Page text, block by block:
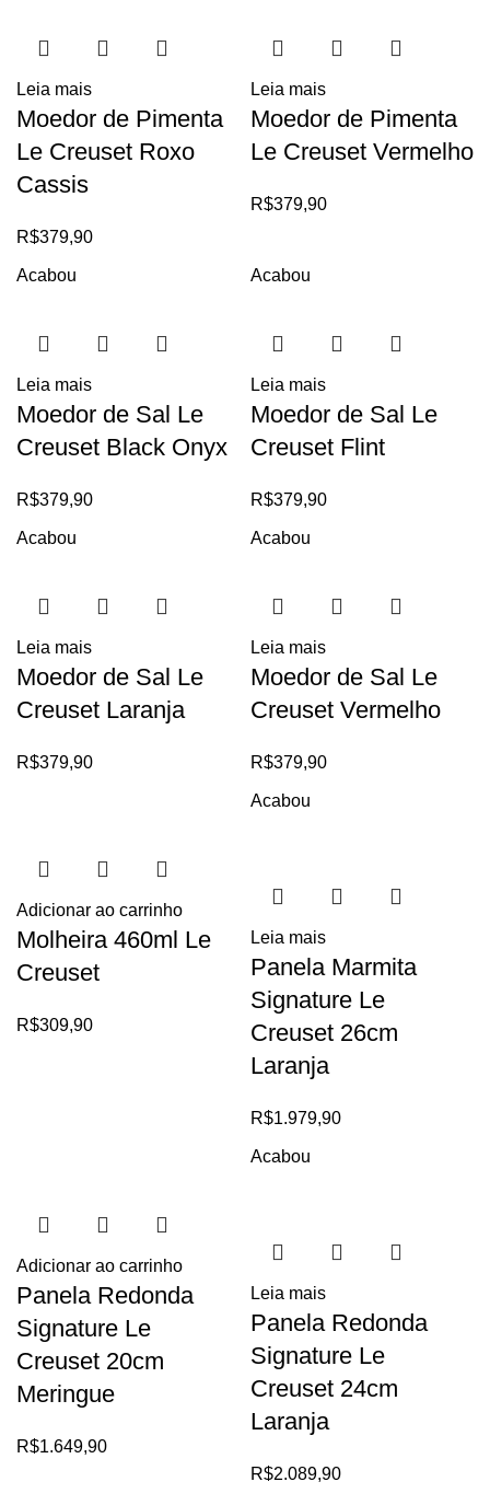
Leia mais
Moedor de Pimenta
Le Creuset Roxo
Cassis
R$379,90
Leia mais
Moedor de Pimenta
Le Creuset Vermelho
R$379,90
Acabou
Leia mais
Moedor de Sal Le
Creuset Black Onyx
R$379,90
Acabou
Leia mais
Moedor de Sal Le
Creuset Flint
R$379,90
Acabou
Leia mais
Moedor de Sal Le
Creuset Laranja
R$379,90
Acabou
Leia mais
Moedor de Sal Le
Creuset Vermelho
R$379,90
Adicionar ao carrinho
Molheira 460ml Le
Creuset
R$309,90
Acabou
Leia mais
Panela Marmita
Signature Le
Creuset 26cm
Laranja
R$1.979,90
Adicionar ao carrinho
Panela Redonda
Signature Le
Creuset 20cm
Meringue
R$1.649,90
Acabou
Leia mais
Panela Redonda
Signature Le
Creuset 24cm
Laranja
R$2.089,90